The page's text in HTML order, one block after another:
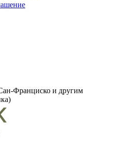
Франциско и другим